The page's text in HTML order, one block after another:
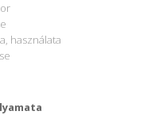
használata